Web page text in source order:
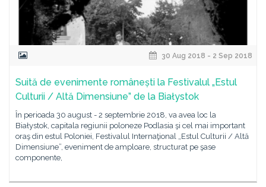
30 Aug 2018 - 2 Sep 2018
Suită de evenimente românești la Festivalul „Estul
Culturii / Altă Dimensiune” de la Białystok
În perioada 30 august - 2 septembrie 2018, va avea loc la
Białystok, capitala regiunii poloneze Podlasia şi cel mai important
oraş din estul Poloniei, Festivalul Internaţional „Estul Culturii / Altă
Dimensiune”, eveniment de amploare, structurat pe şase
componente,